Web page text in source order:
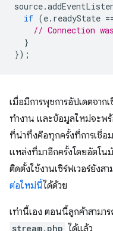
source.
if (e. readyState
// Connection
}
});
เมื่อมีการพุชการอัปเดตจาก
ทำงาน และข้อมูลใหม่จะพ
ที่น่าทึ่งคือทุกครั้งที่การเชื่อ
แหล่งที่มาอีกครั้งโดยอัตโน
ติดตั้งใช้งานเซิร์ฟเวอร์ยังสา
ต่อใหม่นี้ได้ด้วย
เท่านี้เอง ตอนนี้ลูกค้าสามา
stream.php ได้แล้ว